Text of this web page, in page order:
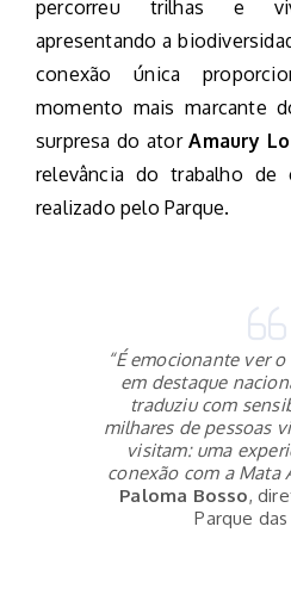
percorreu trilhas e
apresentando a
conexão única
momento mais marcante
surpresa do atorAmaury
relevância do trabalho de
realizado pelo Parque.
“É emocionante ver
em destaque
traduziu com
milhares de pessoas
visitam: uma
conexão com a Mata
Paloma Bosso,
Parque